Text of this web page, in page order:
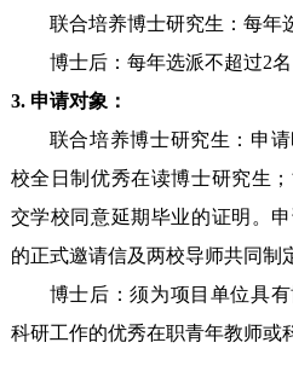
联合培养博士研究生：每年
博士后：每年选派不超过2名
3. 申请对象：
联合培养博士研究生：申
校全日制优秀在读博士研究生
交学校同意延期毕业的证明。
的正式邀请信及两校导师共同制
博士后：须为项目单位具
科研工作的优秀在职青年教师或